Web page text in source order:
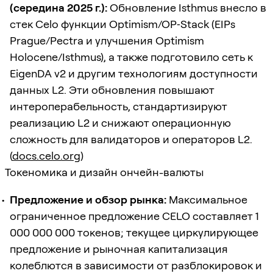
(середина 2025 г.):Обновление Isthmus внесло в
стек Celo функции Optimism/OP‑Stack (EIPs
Prague/Pectra и улучшения Optimism
Holocene/Isthmus), а также подготовило сеть к
EigenDA v2 и другим технологиям доступности
данных L2. Эти обновления повышают
интероперабельность, стандартизируют
реализацию L2 и снижают операционную
сложность для валидаторов и операторов L2.
(docs.celo.org)
Токеномика и дизайн ончейн-валюты
Предложение и обзор рынка: Максимальное
ограниченное предложение CELO составляет 1
000 000 000 токенов; текущее циркулирующее
предложение и рыночная капитализация
колеблются в зависимости от разблокировок и